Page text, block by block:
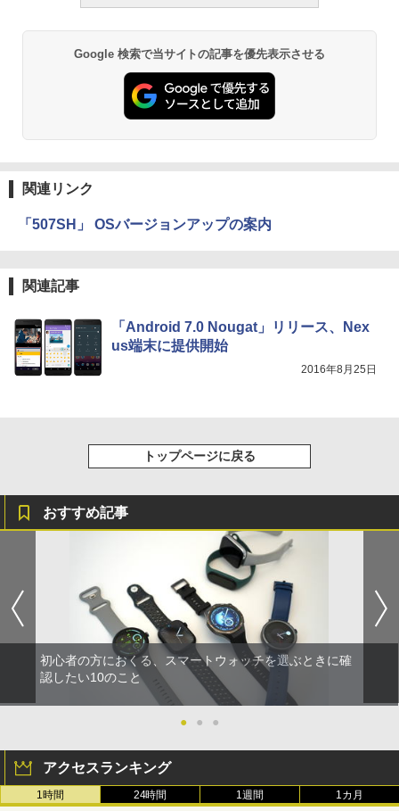
Google 検索で当サイトの記事を優先表示させる
関連リンク
「507SH」 OSバージョンアップの案内
関連記事
「Android 7.0 Nougat」リリース、Nex
us端末に提供開始
2016年8月25日
トップページに戻る
おすすめ記事
初心者の方におくる、スマートウォッチを選ぶときに確
認したい10のこと
● ● ●
アクセスランキング
1時間 24時間 1週間 1カ月